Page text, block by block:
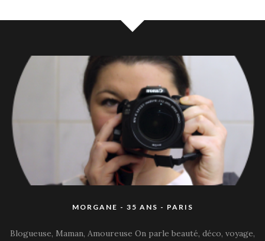
MORGANE - 35 ANS - PARIS
Blogueuse, Maman, Amoureuse On parle beauté, déco, voyage,